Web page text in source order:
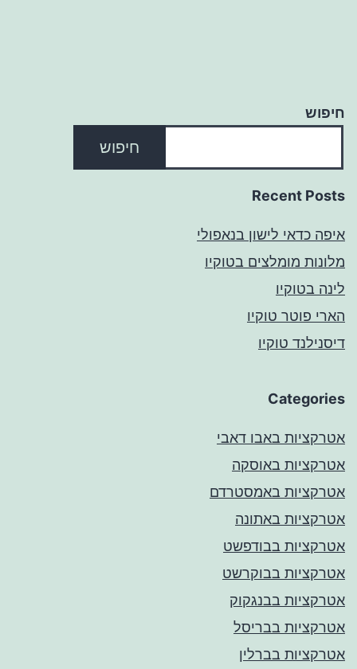
חיפוש
חיפוש
Recent Posts
איפה כדאי לישון בנאפולי
מלונות מומלצים בטוקיו
לינה בטוקיו
הארי פוטר טוקיו
דיסנילנד טוקיו
Categories
אטרקציות באבו דאבי
אטרקציות באוסקה
אטרקציות באמסטרדם
אטרקציות באתונה
אטרקציות בבודפשט
אטרקציות בבוקרשט
אטרקציות בבנגקוק
אטרקציות בבריסל
אטרקציות בברלין